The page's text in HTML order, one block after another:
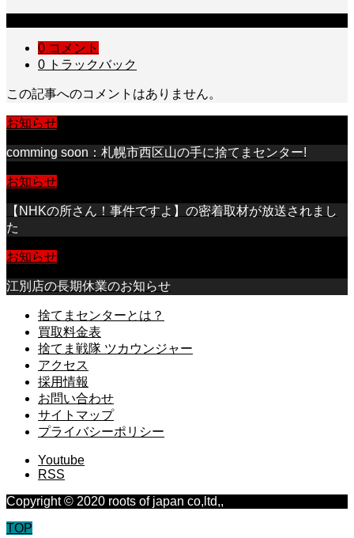
0 コメント
0 トラックバック
この記事へのコメントはありません。
お知らせ
comming soon：札幌市西区山の手に捨てまセンター!
お知らせ
【NHKの所さん！事件ですよ】の密着取材が放送されまし
た
お知らせ
江別店の長期休業のお知らせ
捨てまセンターとは？
買取料金表
捨てま戦隊 ツカウンジャー
アクセス
採用情報
お問い合わせ
サイトマップ
プライバシーポリシー
Youtube
RSS
Copyright © 2020 roots of japan co,ltd,,
TOP